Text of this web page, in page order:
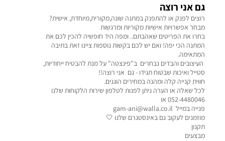
גם אני רוצה
רוצים לפנק או להתפנק במתנה שונה,מקורית,מיוחדת, אישית?
מבחר אפשרויות אישיות מקוריות ומרגשות
בחרו את הפריטים שאהבתם.. ומפה היד חופשיה להכין לכם את
המתנה הכי יפה! ואם יש לכם בקשות נוספות ציינו זאת בתיבה
המתאימה.
העיצובים והבדים נבחרים ב"פינצטה" על מנת להבטיח ייחודיות,
סטייל ואיכות שבטוח תגידו - גם אני רוצה!!
חווית קנייה קלה ומהנה במחירים הוגנים.
לכל שאלה או הערה ניתן לפנות לטלפון שירות הלקוחות שלנו
052-4480046 או
פנייה במייל gam-ani@walla.co.il
מוזמנים לעקוב גם באינסטגרם שלנו 🤍
תקנון
מבצעים